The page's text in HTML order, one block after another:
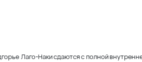
Лаго-Наки сдаются с полной